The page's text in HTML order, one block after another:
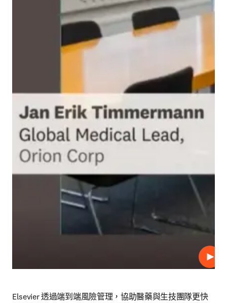
播放
Elsevier 透過端到端風險管理，協助醫藥與生技團隊更快